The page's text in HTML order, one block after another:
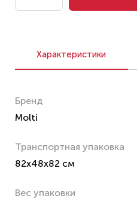
Характеристики
Бренд
Molti
Транспортная упаковка
82x48x82 см
Вес упаковки